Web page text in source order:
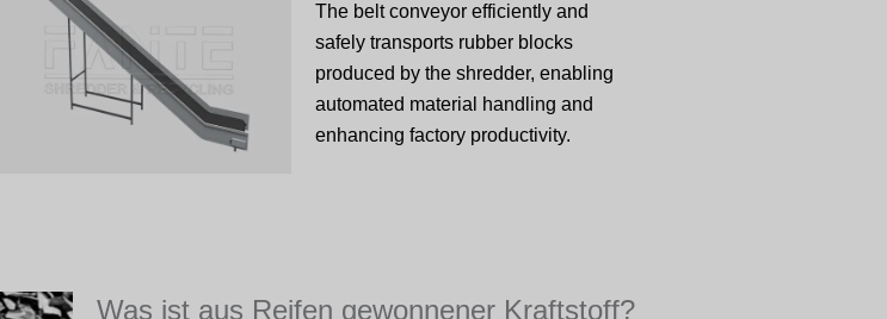
The belt conveyor efficiently and
safely transports rubber blocks
produced by the shredder, enabling
automated material handling and
enhancing factory productivity.
Was ist aus Reifen gewonnener Kraftstoff?